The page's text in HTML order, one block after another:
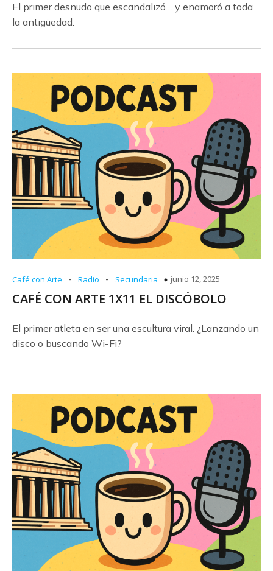
El primer desnudo que escandalizó… y enamoró a toda
la antigüedad.
Café con Arte - Radio - Secundaria junio 12, 2025
CAFÉ CON ARTE 1X11 EL DISCÓBOLO
El primer atleta en ser una escultura viral. ¿Lanzando un
disco o buscando Wi-Fi?